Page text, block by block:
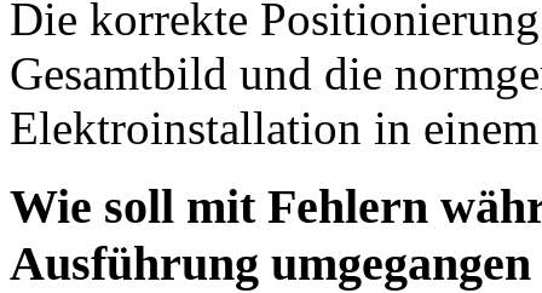
Die korrekte
Gesamtbild und die
Elektroinstallation in
Wie soll mit Fehlern
Ausführung